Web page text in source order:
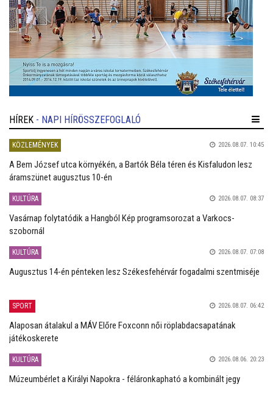
HÍREK - NAPI HÍRÖSSZEFOGLALÓ
KÖZLEMÉNYEK 2026.08.07. 10:45
A Bem József utca környékén, a Bartók Béla téren és Kisfaludon lesz
áramszünet augusztus 10-én
KULTÚRA 2026.08.07. 08:37
Vasárnap folytatódik a Hangból Kép programsorozat a Varkocs-
szobornál
KULTÚRA 2026.08.07. 07:08
Augusztus 14-én pénteken lesz Székesfehérvár fogadalmi szentmiséje
SPORT 2026.08.07. 06:42
Alaposan átalakul a MÁV Előre Foxconn női röplabdacsapatának
játékoskerete
KULTÚRA 2026.08.06. 20:23
Múzeumbérlet a Királyi Napokra - féláronkapható a kombinált jegy